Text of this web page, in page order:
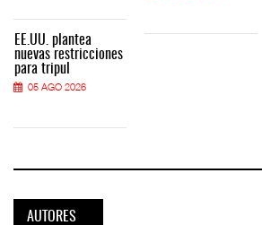
EE.UU. plantea
nuevas restricciones
para tripul
05 AGO 2026
AUTORES